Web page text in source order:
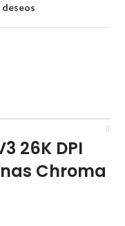
26K DPI
Chroma